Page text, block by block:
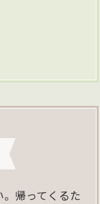
帰ってくるた